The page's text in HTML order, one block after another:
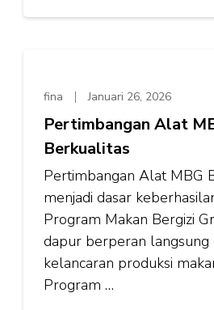
fina Januari 26, 2026
Pertimbangan Alat
Berkualitas
Pertimbangan Alat MBG
menjadi dasar
Program Makan Bergizi
dapur berperan langsung
kelancaran produksi
Program …